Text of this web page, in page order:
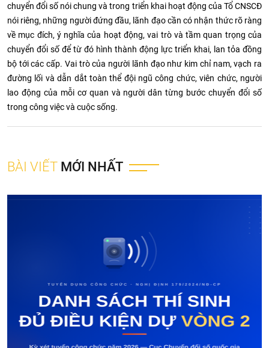
chuyển đổi số nói chung và trong triển khai hoạt động của Tổ CNSCĐ
nói riêng, những người đứng đầu, lãnh đạo cần có nhận thức rõ ràng
về mục đích, ý nghĩa của hoạt động, vai trò và tầm quan trọng của
chuyển đổi số để từ đó hình thành động lực triển khai, lan tỏa đồng
bộ tới các cấp. Vai trò của người lãnh đạo như kim chỉ nam, vạch ra
đường lối và dẫn dắt toàn thể đội ngũ công chức, viên chức, người
lao động của mỗi cơ quan và người dân từng bước chuyển đổi số
trong công việc và cuộc sống.
BÀI VIẾT MỚI NHẤT